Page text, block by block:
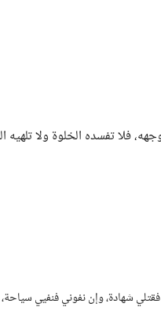
فلا تفسده الخلوة ولا تلهيه
شهادة، وإن نفوني فنفيي